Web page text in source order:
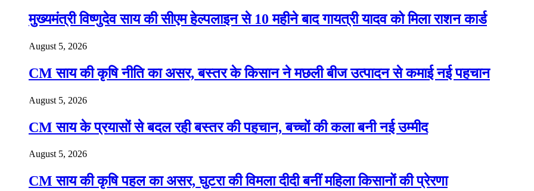
मुख्यमंत्री विष्णुदेव साय की सीएम हेल्पलाइन से 10 महीने बाद गायत्री यादव को मिला राशन कार्ड
August 5, 2026
CM साय की कृषि नीति का असर, बस्तर के किसान ने मछली बीज उत्पादन से कमाई नई पहचान
August 5, 2026
CM साय के प्रयासों से बदल रही बस्तर की पहचान, बच्चों की कला बनी नई उम्मीद
August 5, 2026
CM साय की कृषि पहल का असर, घुटरा की विमला दीदी बनीं महिला किसानों की प्रेरणा